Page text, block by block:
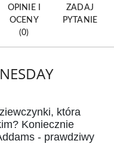
OPINIE I
OCENY
(0)
ZADAJ
PYTANIE
która
Koniecznie
- prawdziwy